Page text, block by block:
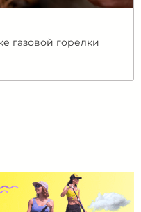
газовой горелки